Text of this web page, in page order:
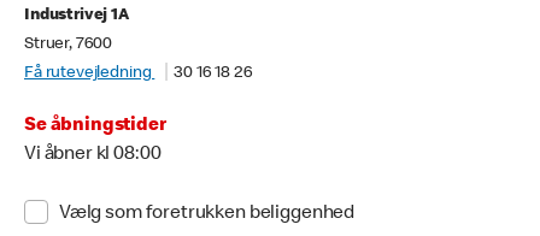
Industrivej 1A
Struer, 7600
Få rutevejledning
30 16 18 26
Se åbningstider
Vi åbner kl 08:00
Vælg som foretrukken beliggenhed